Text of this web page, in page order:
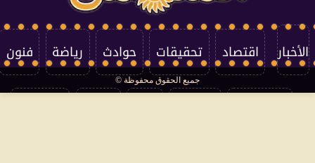
الأخبار اقتصاد تحقيقات حوادث رياضة فنون
جميع الحقوق محفوظة ©